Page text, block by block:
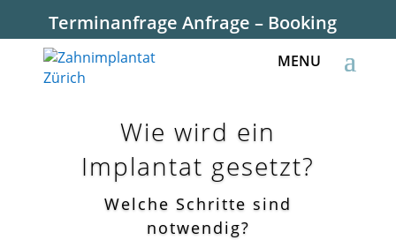
Terminanfrage Anfrage – Booking
Wie wird ein
Implantat gesetzt?
Welche Schritte sind
notwendig?